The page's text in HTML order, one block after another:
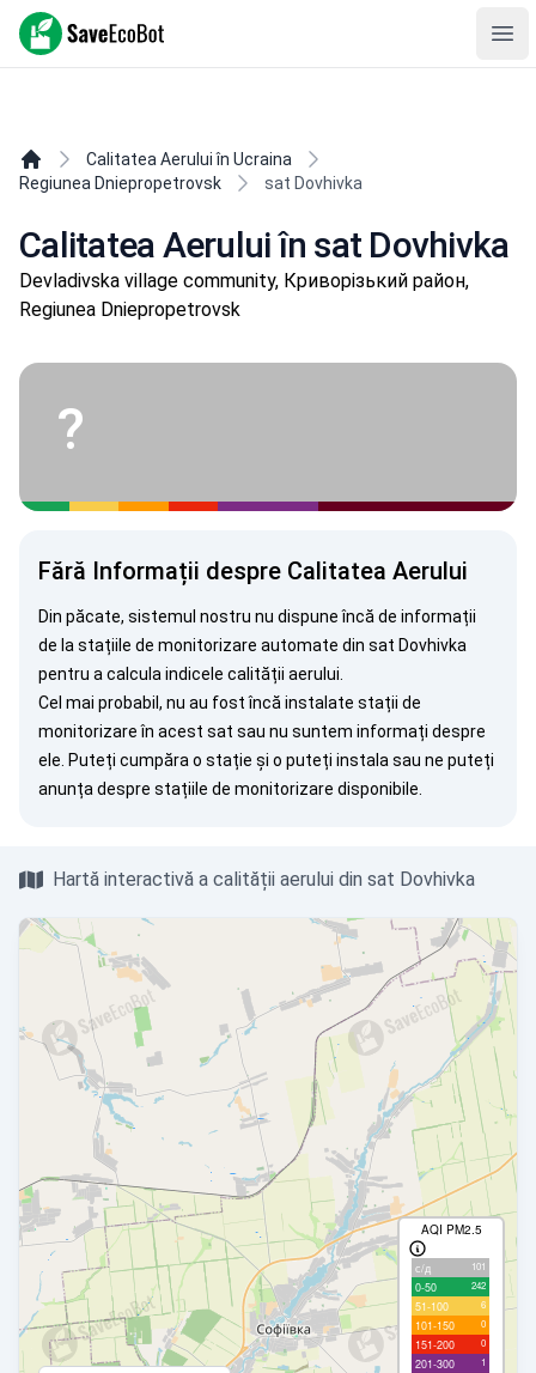
SaveEcoBot
Calitatea Aerului în Ucraina
Regiunea Dniepropetrovsk
sat Dovhivka
Calitatea Aerului în sat Dovhivka
Devladivska village community, Криворізький район,
Regiunea Dniepropetrovsk
?
Fără Informații despre Calitatea Aerului
Din păcate, sistemul nostru nu dispune încă de informații
de la stațiile de monitorizare automate din sat Dovhivka
pentru a calcula indicele calității aerului.
Cel mai probabil, nu au fost încă instalate stații de
monitorizare în acest sat sau nu suntem informați despre
ele. Puteți cumpăra o stație și o puteți instala sau ne puteți
anunța despre stațiile de monitorizare disponibile.
Hartă interactivă a calității aerului din sat Dovhivka
AQI PM2.5
с/д 101
0-50 242
51-100 6
101-150 0
151-200 0
201-300 1